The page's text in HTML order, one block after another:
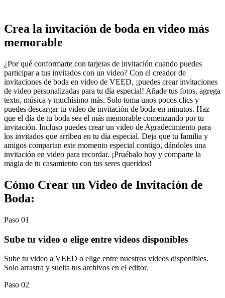
Crea la invitación de boda en video más
memorable
¿Por qué conformarte con tarjetas de invitación cuando puedes
participar a tus invitados con un video? Con el creador de
invitaciones de boda en video de VEED, ¡puedes crear invitaciones
de video personalizadas para tu día especial! Añade tus fotos, agrega
texto, música y muchísimo más. Solo toma unos pocos clics y
puedes descargar tu video de invitación de boda en minutos. Haz
que el día de tu boda sea el más memorable comenzando por tu
invitación. Incluso puedes crear un video de Agradecimiento para
los invitados que arriben en tu día especial. Deja que tu familia y
amigos compartan este momento especial contigo, dándoles una
invitación en video para recordar. ¡Pruébalo hoy y comparte la
magia de tu casamiento con tus seres queridos!
Cómo Crear un Video de Invitación de
Boda:
Paso 01
Sube tu video o elige entre videos disponibles
Sube tu video a VEED o elige entre nuestros videos disponibles.
Solo arrastra y suelta tus archivos en el editor.
Paso 02